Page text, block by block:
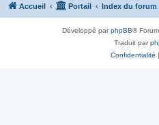
Accueil Portail Index du forum
Développé parphpBB®
Traduit par
Confidentialité |